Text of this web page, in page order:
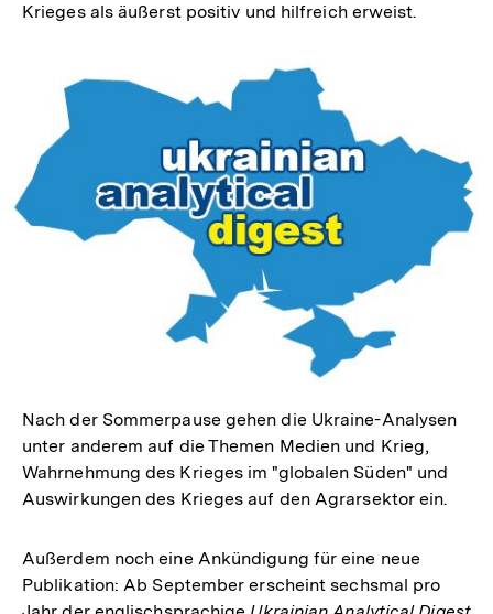
Krieges als äußerst positiv und hilfreich erweist.
In
Lightbox
öffnen
Nach der Sommerpause gehen die Ukraine-Analysen
unter anderem auf die Themen Medien und Krieg,
Wahrnehmung des Krieges im "globalen Süden" und
Auswirkungen des Krieges auf den Agrarsektor ein.
Außerdem noch eine Ankündigung für eine neue
Publikation: Ab September erscheint sechsmal pro